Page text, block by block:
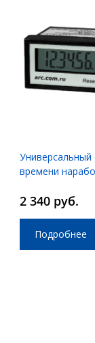
Универсальный
времени
ARCOM-TC-2400
2 340 руб.
Подробнее